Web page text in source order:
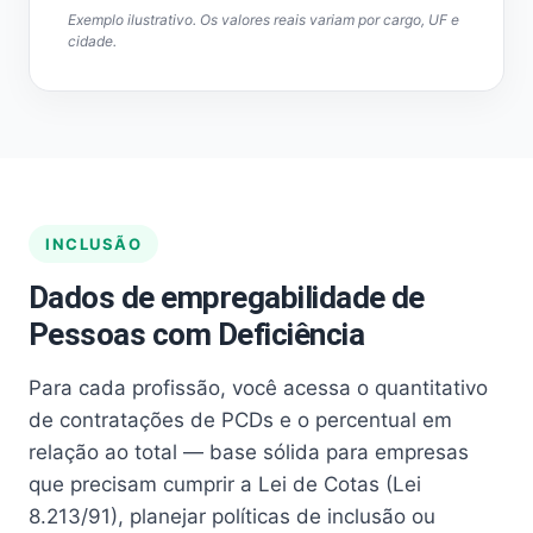
Exemplo ilustrativo. Os valores reais variam por cargo, UF e
cidade.
INCLUSÃO
Dados de empregabilidade de
Pessoas com Deficiência
Para cada profissão, você acessa o quantitativo
de contratações de PCDs e o percentual em
relação ao total — base sólida para empresas
que precisam cumprir a Lei de Cotas (Lei
8.213/91), planejar políticas de inclusão ou